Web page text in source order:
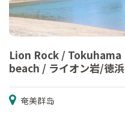
Lion Rock / Tokuhama
beach / ライオン岩/徳浜
奄美群岛